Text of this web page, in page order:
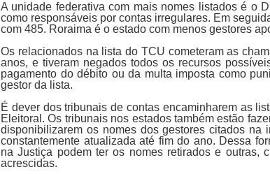
A unidade federativa com mais nomes listados é o
como responsáveis por contas irregulares. Em
com 485. Roraima é o estado com menos gestores
Os relacionados na lista do TCU cometeram as
anos, e tiveram negados todos os recursos
pagamento do débito ou da multa imposta como
gestor da lista.
É dever dos tribunais de contas encaminharem as
Eleitoral. Os tribunais nos estados também estão
disponibilizarem os nomes dos gestores citados na
constantemente atualizada até fim do ano. Dessa
na Justiça podem ter os nomes retirados e outras,
acrescidas.